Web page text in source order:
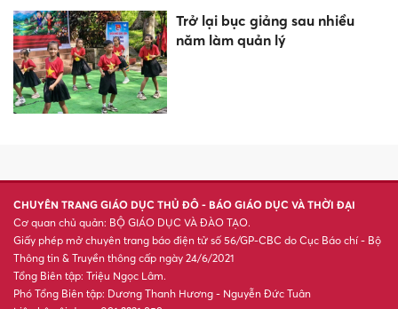
Trở lại bục giảng sau nhiều
năm làm quản lý
CHUYÊN TRANG GIÁO DỤC THỦ ĐÔ - BÁO GIÁO DỤC VÀ THỜI ĐẠI
Cơ quan chủ quản: BỘ GIÁO DỤC VÀ ĐÀO TẠO.
Giấy phép mở chuyên trang báo điện tử số 56/GP-CBC do Cục Báo chí - Bộ
Thông tin & Truyền thông cấp ngày 24/6/2021
Tổng Biên tập: Triệu Ngọc Lâm.
Phó Tổng Biên tập: Dương Thanh Hương - Nguyễn Đức Tuân